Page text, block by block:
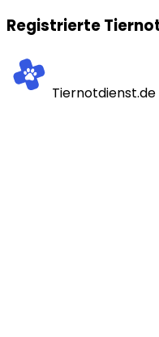
Registrierte